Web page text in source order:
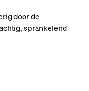
door de
sprankelend